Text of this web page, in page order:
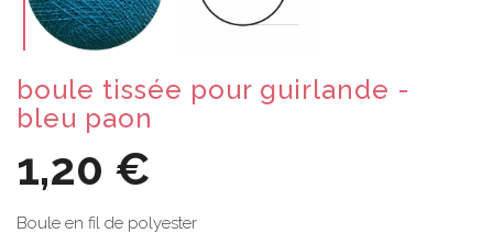
boule tissée pour guirlande -
bleu paon
1,20 €
Boule en fil de polyester